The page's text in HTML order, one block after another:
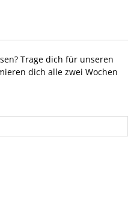
Trage dich für unseren
dich alle zwei Wochen